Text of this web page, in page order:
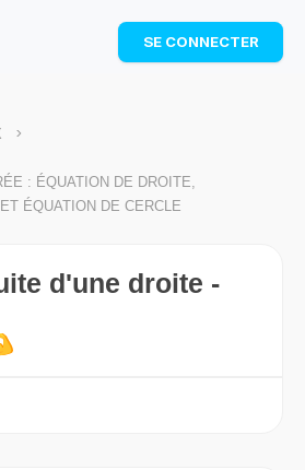
offert
: révise les maths cet
PDF gratuit et progresse avec des
SE CONNECTER
>
: ÉQUATION DE DROITE,
ÉQUATION DE CERCLE
d'une droite -